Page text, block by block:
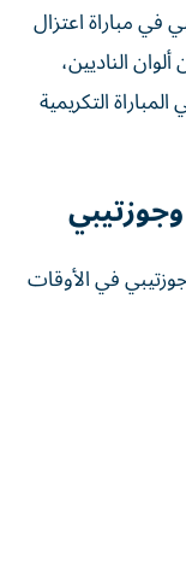
في مباراة اعتزال
الناديين،
التكريمية
في الأوقات